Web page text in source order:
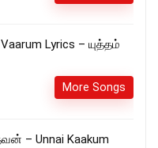
Lyrics – யுத்தம்
More Songs
– Unnai Kaakum